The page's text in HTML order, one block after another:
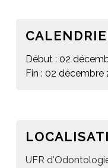
Début : 02
Fin : 02 décembre
UFR